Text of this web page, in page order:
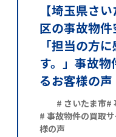
【埼玉県さ
区の事故物件
「担当の方
す。」事故物
るお客様の声
# さいたま市#
# 事故物件の買取
様の声